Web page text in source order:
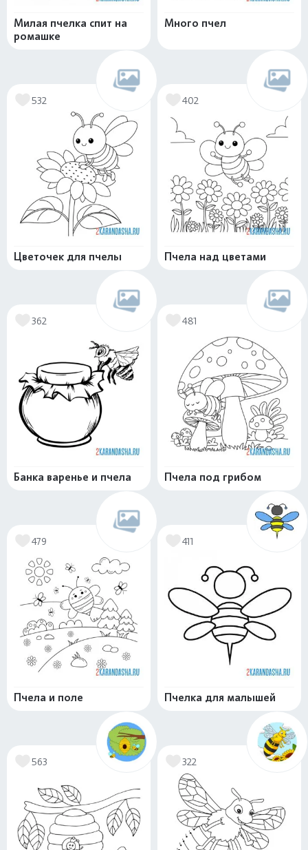
Милая пчелка спит на
ромашке
Много пчел
532
Цветочек для пчелы
402
Пчела над цветами
362
Банка варенье и пчела
481
Пчела под грибом
479
Пчела и поле
411
Пчелка для малышей
563 322